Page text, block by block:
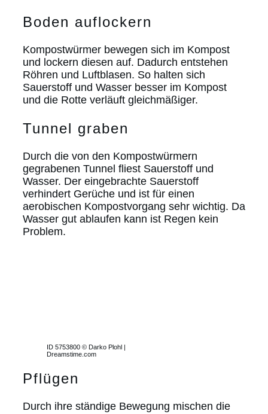
Boden auflockern
Kompostwürmer bewegen sich im Kompost
und lockern diesen auf. Dadurch entstehen
Röhren und Luftblasen. So halten sich
Sauerstoff und Wasser besser im Kompost
und die Rotte verläuft gleichmäßiger.
Tunnel graben
Durch die von den Kompostwürmern
gegrabenen Tunnel fliest Sauerstoff und
Wasser. Der eingebrachte Sauerstoff
verhindert Gerüche und ist für einen
aerobischen Kompostvorgang sehr wichtig. Da
Wasser gut ablaufen kann ist Regen kein
Problem.
ID 5753800 © Darko Plohl |
Dreamstime.com
Pflügen
Durch ihre ständige Bewegung mischen die